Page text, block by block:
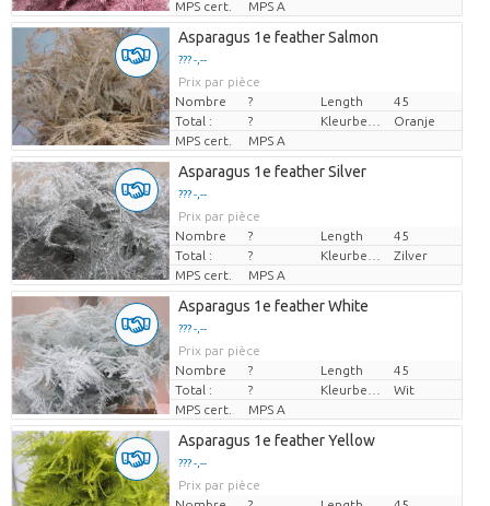
MPS cert.
MPS A
Asparagus 1e feather Salmon
??? -,--
Prix par pièce
Nombre
? Length
45
Total :
?
Oranje
MPS cert.
MPS A
Asparagus 1e feather Silver
??? -,--
Prix par pièce
Nombre
? Length
45
Total :
?
Zilver
MPS cert.
MPS A
Asparagus 1e feather White
??? -,--
Prix par pièce
Nombre
? Length
45
Total :
?
Wit
MPS cert.
MPS A
Asparagus 1e feather Yellow
??? -,--
Prix par pièce